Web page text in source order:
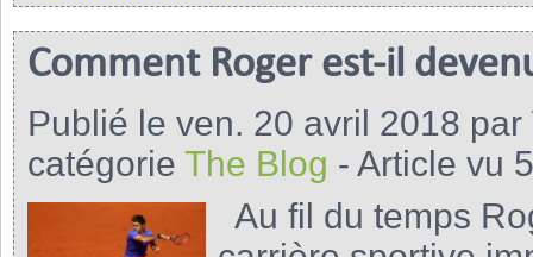
Comment Roger est-il
Publié le ven. 20 avril 2018 par
catégorie The Blog - Article vu
Au fil du temps